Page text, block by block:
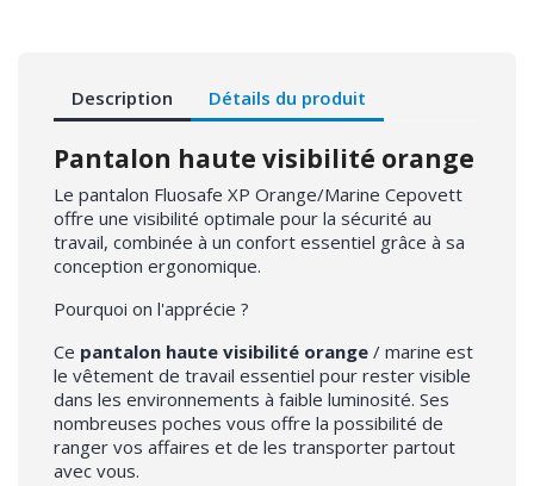
Description Détails du produit
Pantalon haute visibilité orange
Le pantalon Fluosafe XP Orange/Marine Cepovett
offre une visibilité optimale pour la sécurité au
travail, combinée à un confort essentiel grâce à sa
conception ergonomique.
Pourquoi on l'apprécie ?
Ce pantalon haute visibilité orange / marine est
le vêtement de travail essentiel pour rester visible
dans les environnements à faible luminosité. Ses
nombreuses poches vous offre la possibilité de
ranger vos affaires et de les transporter partout
avec vous.